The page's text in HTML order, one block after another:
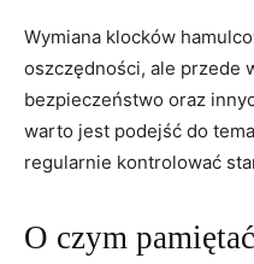
Wymiana klocków
oszczędności, ale⁢ przede​
bezpieczeństwo oraz
warto jest ⁢podejść do
regularnie kontrolować
O czym